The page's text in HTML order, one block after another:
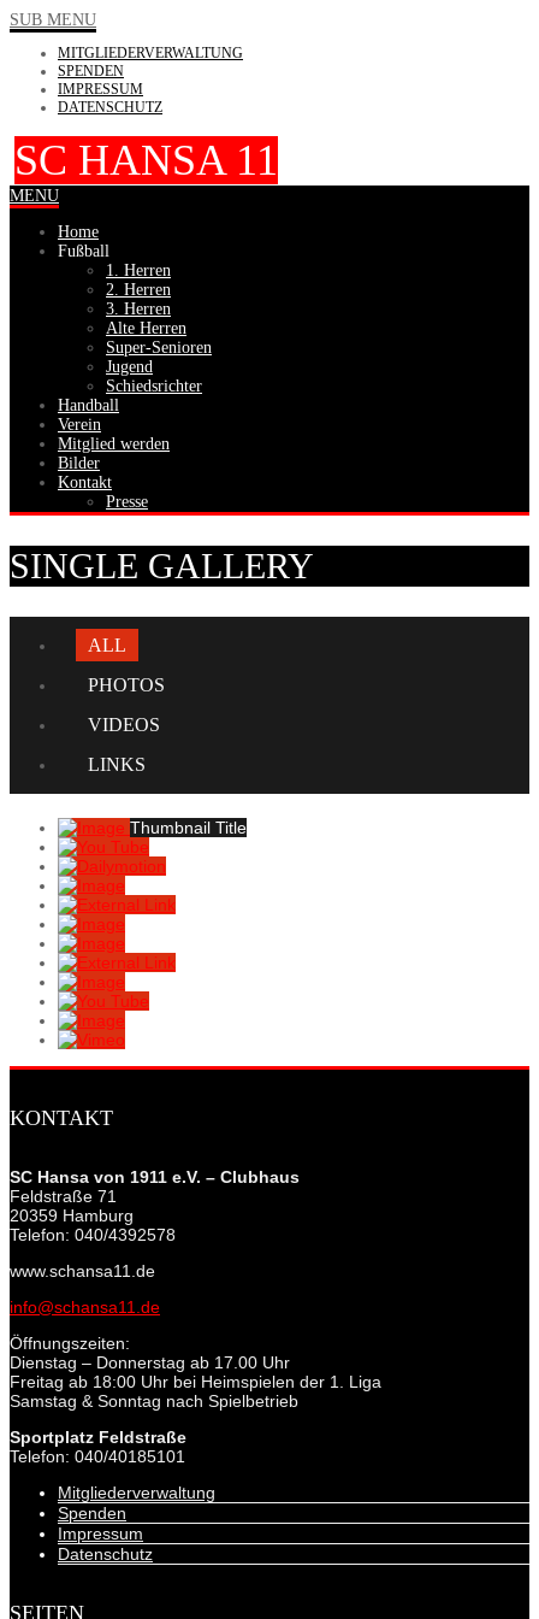
SUB MENU
MITGLIEDERVERWALTUNG
SPENDEN
IMPRESSUM
DATENSCHUTZ
SC HANSA 11
MENU
Home
Fußball
1. Herren
2. Herren
3. Herren
Alte Herren
Super-Senioren
Jugend
Schiedsrichter
Handball
Verein
Mitglied werden
Bilder
Kontakt
Presse
SINGLE GALLERY
ALL
PHOTOS
VIDEOS
LINKS
Thumbnail Title
KONTAKT
SC Hansa von 1911 e.V. – Clubhaus
Feldstraße 71
20359 Hamburg
Telefon: 040/4392578
www.schansa11.de
info@schansa11.de
Öffnungszeiten:
Dienstag – Donnerstag ab 17.00 Uhr
Freitag ab 18:00 Uhr bei Heimspielen der 1. Liga
Samstag & Sonntag nach Spielbetrieb
Sportplatz Feldstraße
Telefon: 040/40185101
Mitgliederverwaltung
Spenden
Impressum
Datenschutz
SEITEN